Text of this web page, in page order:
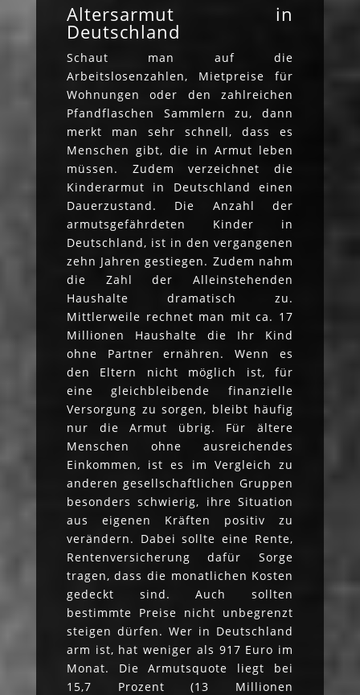
Altersarmut in
Deutschland
Schaut man auf die
Arbeitslosenzahlen, Mietpreise für
Wohnungen oder den zahlreichen
Pfandflaschen Sammlern zu, dann
merkt man sehr schnell, dass es
Menschen gibt, die in Armut leben
müssen. Zudem verzeichnet die
Kinderarmut in Deutschland einen
Dauerzustand. Die Anzahl der
armutsgefährdeten Kinder in
Deutschland, ist in den vergangenen
zehn Jahren gestiegen. Zudem nahm
die Zahl der Alleinstehenden
Haushalte dramatisch zu.
Mittlerweile rechnet man mit ca. 17
Millionen Haushalte die Ihr Kind
ohne Partner ernähren. Wenn es
den Eltern nicht möglich ist, für
eine gleichbleibende finanzielle
Versorgung zu sorgen, bleibt häufig
nur die Armut übrig. Für ältere
Menschen ohne ausreichendes
Einkommen, ist es im Vergleich zu
anderen gesellschaftlichen Gruppen
besonders schwierig, ihre Situation
aus eigenen Kräften positiv zu
verändern. Dabei sollte eine Rente,
Rentenversicherung dafür Sorge
tragen, dass die monatlichen Kosten
gedeckt sind. Auch sollten
bestimmte Preise nicht unbegrenzt
steigen dürfen. Wer in Deutschland
arm ist, hat weniger als 917 Euro im
Monat. Die Armutsquote liegt bei
15,7 Prozent (13 Millionen